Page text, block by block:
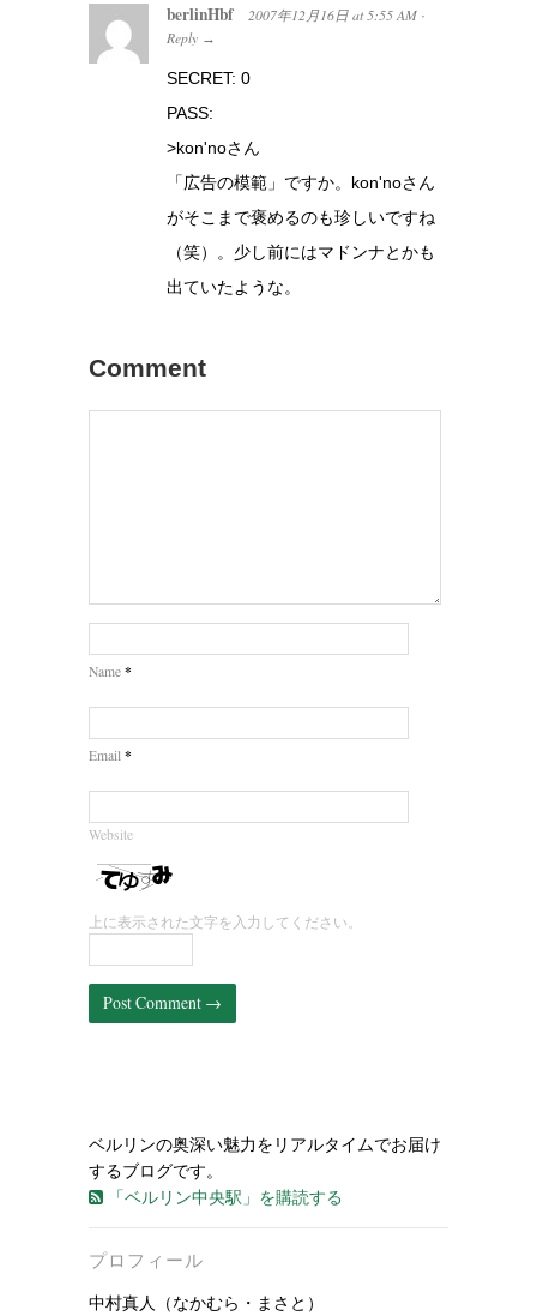
berlinHbf 2007年12月16日 at 5:55 AM ·
Reply →
SECRET: 0
PASS:
>kon'noさん
「広告の模範」ですか。kon'noさん
がそこまで褒めるのも珍しいですね
（笑）。少し前にはマドンナとかも
出ていたような。
Comment
Name *
Email *
Website
上に表示された文字を入力してください。
ベルリンの奥深い魅力をリアルタイムでお届け
するブログです。
「ベルリン中央駅」を購読する
プロフィール
中村真人（なかむら・まさと）